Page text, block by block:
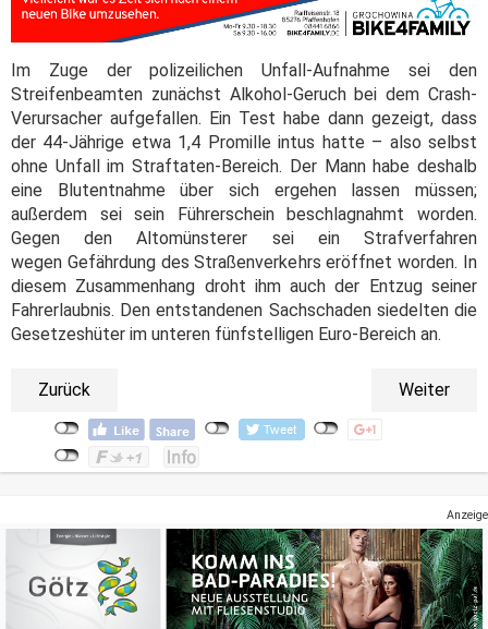
Im Zuge der polizeilichen Unfall-Aufnahme sei den
Streifenbeamten zunächst Alkohol-Geruch bei dem Crash-
Verursacher aufgefallen. Ein Test habe dann gezeigt, dass
der 44-Jährige etwa 1,4 Promille intus hatte – also selbst
ohne Unfall im Straftaten-Bereich. Der Mann habe deshalb
eine Blutentnahme über sich ergehen lassen müssen;
außerdem sei sein Führerschein beschlagnahmt worden.
Gegen den Altomünsterer sei ein Strafverfahren
wegen Gefährdung des Straßenverkehrs eröffnet worden. In
diesem Zusammenhang droht ihm auch der Entzug seiner
Fahrerlaubnis. Den entstandenen Sachschaden siedelten die
Gesetzeshüter im unteren fünfstelligen Euro-Bereich an.
Zurück Weiter
Anzeige